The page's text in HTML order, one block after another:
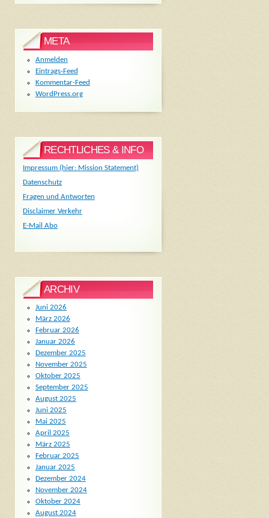
META
Anmelden
Eintrags-Feed
Kommentar-Feed
WordPress.org
RECHTLICHES & INFO
Impressum (hier: Mission Statement)
Datenschutz
Fragen und Antworten
Disclaimer Verkehr
E-Mail Abo
ARCHIV
Juni 2026
März 2026
Februar 2026
Januar 2026
Dezember 2025
November 2025
Oktober 2025
September 2025
August 2025
Juni 2025
Mai 2025
April 2025
März 2025
Februar 2025
Januar 2025
Dezember 2024
November 2024
Oktober 2024
August 2024